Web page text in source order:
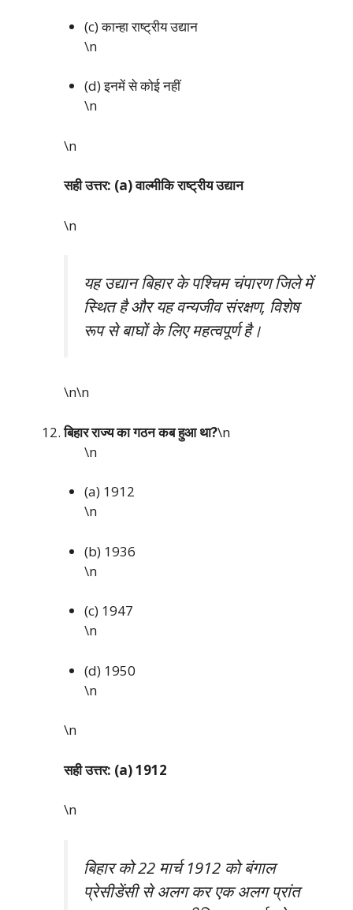
(c) कान्हा राष्ट्रीय उद्यान
\n
(d) इनमें से कोई नहीं
\n
\n
सही उत्तर: (a) वाल्मीकि राष्ट्रीय उद्यान
\n
यह उद्यान बिहार के पश्चिम चंपारण जिले में
स्थित है और यह वन्यजीव संरक्षण, विशेष
रूप से बाघों के लिए महत्वपूर्ण है।
\n\n
बिहार राज्य का गठन कब हुआ था?\n
\n
(a) 1912
\n
(b) 1936
\n
(c) 1947
\n
(d) 1950
\n
\n
सही उत्तर: (a) 1912
\n
बिहार को 22 मार्च 1912 को बंगाल
प्रेसीडेंसी से अलग कर एक अलग प्रांत